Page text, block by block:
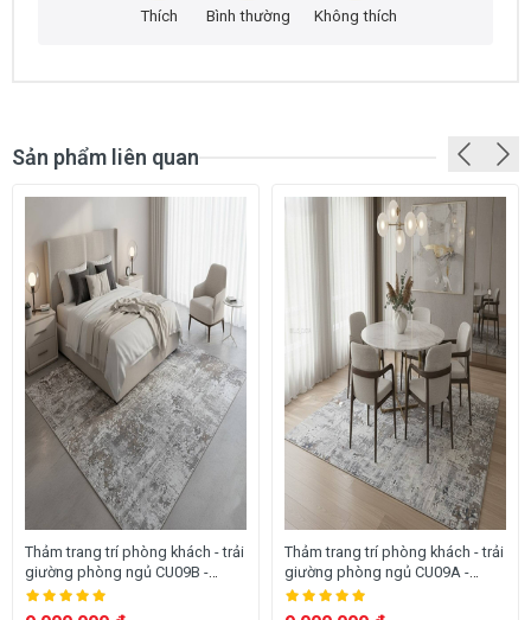
HÌNH ẢNH THẢM TRANG TRÍ BELLIS CU08B
Thích Bình thường Không thích
Sản phẩm liên quan
Thảm trang trí phòng khách - trải
giường phòng ngủ CU09B -
BELLIS
Thảm trang trí phòng khách - trải
giường phòng ngủ CU09A -
BELLIS